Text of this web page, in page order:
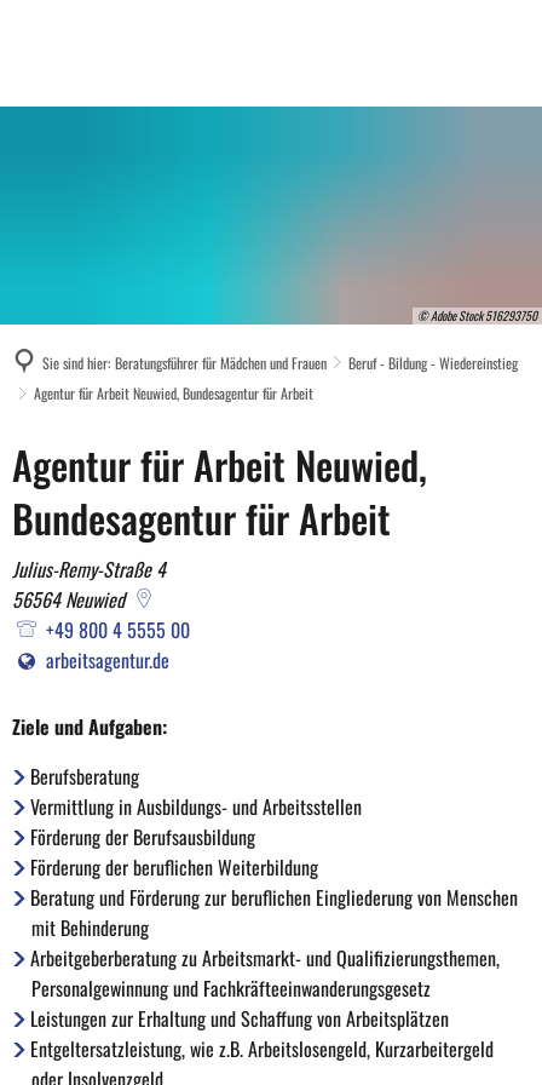
© Adobe Stock 516293750
Sie sind hier: Beratungsführer für Mädchen und Frauen
Beruf - Bildung - Wiedereinstieg
Agentur für Arbeit Neuwied, Bundesagentur für Arbeit
Agentur
für
Arbeit
Neuwied,
Bundesagentur
für
Arbeit
Agentur für Arbeit Neuwied,
Bundesagentur für Arbeit
Julius-Remy-Straße 4
56564 Neuwied
+49 800 4 5555 00
arbeitsagentur.de
Ziele und Aufgaben:
Berufsberatung
Vermittlung inAusbildungs- und Arbeitsstellen
Förderung der Berufsausbildung
Förderung der beruflichen Weiterbildung
Beratung und Förderung zur beruflichen Eingliederung von Menschen
mit Behinderung
Arbeitgeberberatung zu Arbeitsmarkt- und Qualifizierungsthemen,
Personalgewinnung und Fachkräfteeinwanderungsgesetz
Leistungen zur Erhaltung und Schaffung von Arbeitsplätzen
Entgeltersatzleistung, wie z.B. Arbeitslosengeld, Kurzarbeitergeld
oder Insolvenzgeld